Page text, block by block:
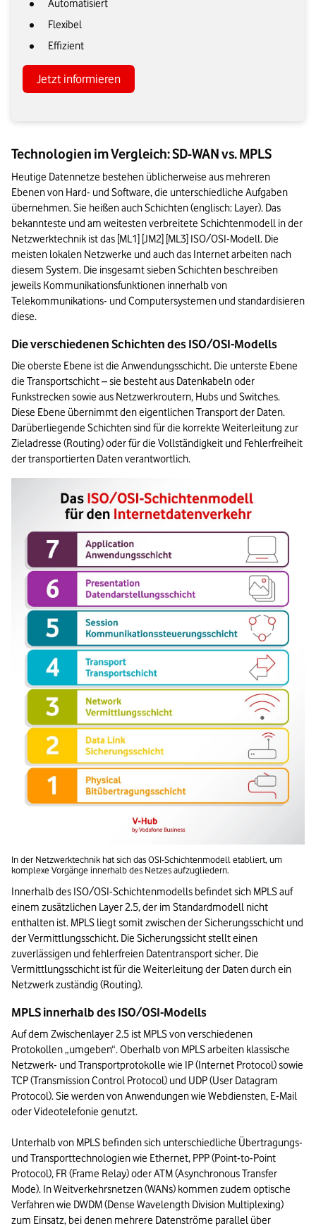
Automatisiert
Flexibel
Effizient
Jetzt informieren
Technologien im Vergleich: SD-WAN vs. MPLS
Heutige Datennetze bestehen üblicherweise aus mehreren
Ebenen von Hard- und Software, die unterschiedliche Aufgaben
übernehmen. Sie heißen auch Schichten (englisch: Layer). Das
bekannteste und am weitesten verbreitete Schichtenmodell in der
Netzwerktechnik ist das [ML1] [JM2] [ML3] ISO/OSI-Modell. Die
meisten lokalen Netzwerke und auch das Internet arbeiten nach
diesem System. Die insgesamt sieben Schichten beschreiben
jeweils Kommunikationsfunktionen innerhalb von
Telekommunikations- und Computersystemen und standardisieren
diese.
Die verschiedenen Schichten des ISO/OSI-Modells
Die oberste Ebene ist die Anwendungsschicht. Die unterste Ebene
die Transportschicht – sie besteht aus Datenkabeln oder
Funkstrecken sowie aus Netzwerkroutern, Hubs und Switches.
Diese Ebene übernimmt den eigentlichen Transport der Daten.
Darüberliegende Schichten sind für die korrekte Weiterleitung zur
Zieladresse (Routing) oder für die Vollständigkeit und Fehlerfreiheit
der transportierten Daten verantwortlich.
In der Netzwerktechnik hat sich das OSI-Schichtenmodell etabliert, um
komplexe Vorgänge innerhalb des Netzes aufzugliedern.
Innerhalb des ISO/OSI-Schichtenmodells befindet sich MPLS auf
einem zusätzlichen Layer 2.5, der im Standardmodell nicht
enthalten ist. MPLS liegt somit zwischen der Sicherungsschicht und
der Vermittlungsschicht. Die Sicherungssicht stellt einen
zuverlässigen und fehlerfreien Datentransport sicher. Die
Vermittlungsschicht ist für die Weiterleitung der Daten durch ein
Netzwerk zuständig (Routing).
MPLS innerhalb des ISO/OSI-Modells
Auf dem Zwischenlayer 2.5 ist MPLS von verschiedenen
Protokollen „umgeben“. Oberhalb von MPLS arbeiten klassische
Netzwerk- und Transportprotokolle wie IP (Internet Protocol) sowie
TCP (Transmission Control Protocol) und UDP (User Datagram
Protocol). Sie werden von Anwendungen wie Webdiensten, E-Mail
oder Videotelefonie genutzt.
Unterhalb von MPLS befinden sich unterschiedliche Übertragungs-
und Transporttechnologien wie Ethernet, PPP (Point-to-Point
Protocol), FR (Frame Relay) oder ATM (Asynchronous Transfer
Mode). In Weitverkehrsnetzen (WANs) kommen zudem optische
Verfahren wie DWDM (Dense Wavelength Division Multiplexing)
zum Einsatz, bei denen mehrere Datenströme parallel über